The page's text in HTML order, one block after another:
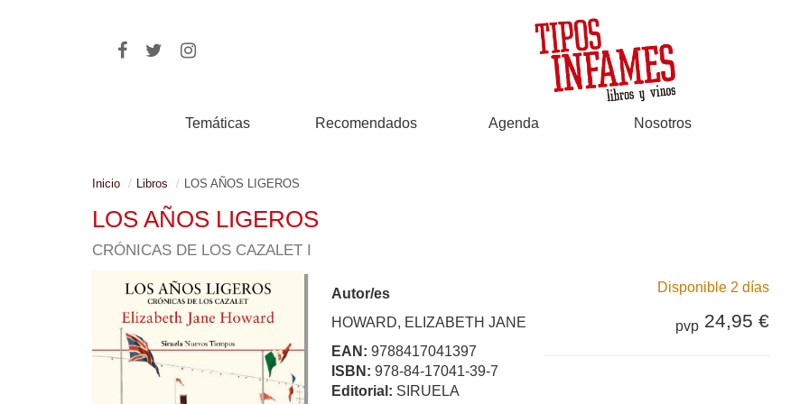
Temáticas Recomendados Agenda Nosotros
Inicio Libros LOS AÑOS LIGEROS
LOS AÑOS LIGEROS
CRÓNICAS DE LOS CAZALET I
Autor/es
HOWARD, ELIZABETH JANE
EAN: 9788417041397
ISBN: 978-84-17041-39-7
Editorial: SIRUELA
Disponible 2 días
pvp 24,95 €